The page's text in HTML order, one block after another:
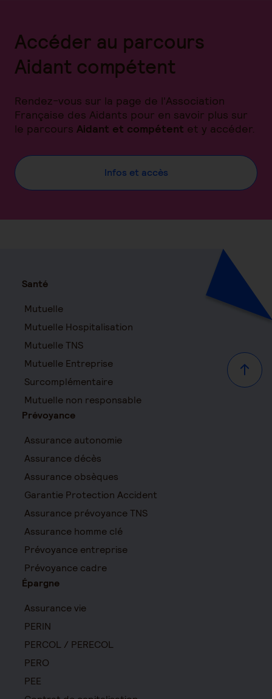
Accéder au parcours
Aidant compétent
Rendez-vous sur la page de l'Association
Française des Aidants pour en savoir plus sur
le parcours Aidant et compétent et y accéder.
Infos et accès
Haut
Santé
Mutuelle
Mutuelle Hospitalisation
Mutuelle TNS
Mutuelle Entreprise
Surcomplémentaire
Mutuelle non responsable
Prévoyance
Assurance autonomie
Assurance décès
Assurance obsèques
Garantie Protection Accident
Assurance prévoyance TNS
Assurance homme clé
Prévoyance entreprise
Prévoyance cadre
Épargne
Assurance vie
PERIN
PERCOL / PERECOL
PERO
PEE